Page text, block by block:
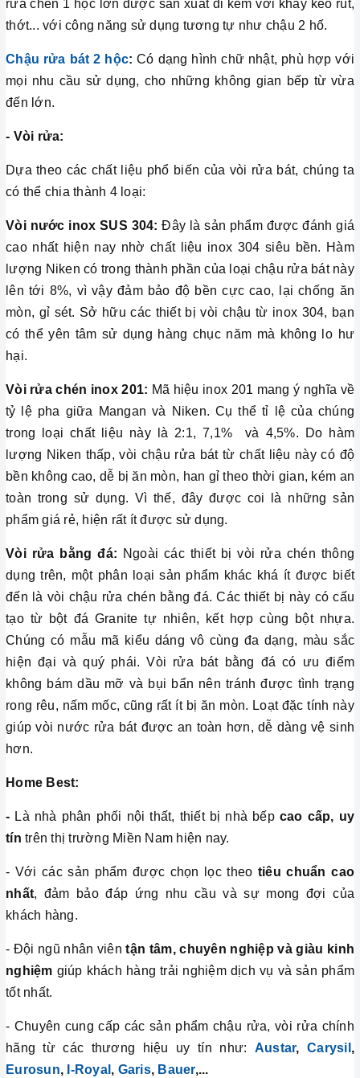
rửa chén 1 hộc lớn được sản xuất đi kèm với khay kéo rút,
thớt... với công năng sử dụng tương tự như chậu 2 hố.
Chậu rửa bát 2 hộc: Có dạng hình chữ nhật, phù hợp với
mọi nhu cầu sử dụng, cho những không gian bếp từ vừa
đến lớn.
- Vòi rửa:
Dựa theo các chất liệu phổ biến của vòi rửa bát, chúng ta
có thể chia thành 4 loại:
Vòi nước inox SUS 304: Đây là sản phẩm được đánh giá
cao nhất hiện nay nhờ chất liệu inox 304 siêu bền. Hàm
lượng Niken có trong thành phần của loại chậu rửa bát này
lên tới 8%, vì vậy đảm bảo độ bền cực cao, lại chống ăn
mòn, gỉ sét. Sở hữu các thiết bị vòi chậu từ inox 304, bạn
có thể yên tâm sử dụng hàng chục năm mà không lo hư
hại.
Vòi rửa chén inox 201: Mã hiệu inox 201 mang ý nghĩa về
tỷ lệ pha giữa Mangan và Niken. Cụ thể tỉ lệ của chúng
trong loại chất liệu này là 2:1, 7,1% và 4,5%. Do hàm
lượng Niken thấp, vòi chậu rửa bát từ chất liệu này có độ
bền không cao, dễ bị ăn mòn, han gỉ theo thời gian, kém an
toàn trong sử dụng. Vì thế, đây được coi là những sản
phẩm giá rẻ, hiện rất ít được sử dụng.
Vòi rửa bằng đá: Ngoài các thiết bị vòi rửa chén thông
dụng trên, một phân loại sản phẩm khác khá ít được biết
đến là vòi chậu rửa chén bằng đá. Các thiết bị này có cấu
tạo từ bột đá Granite tự nhiên, kết hợp cùng bột nhựa.
Chúng có mẫu mã kiểu dáng vô cùng đa dạng, màu sắc
hiện đại và quý phái. Vòi rửa bát bằng đá có ưu điểm
không bám dầu mỡ và bụi bẩn nên tránh được tình trạng
rong rêu, nấm mốc, cũng rất ít bị ăn mòn. Loạt đặc tính này
giúp vòi nước rửa bát được an toàn hơn, dễ dàng vệ sinh
hơn.
Home Best:
- Là nhà phân phối nội thất, thiết bị nhà bếp cao cấp, uy
tín trên thị trường Miền Nam hiện nay.
- Với các sản phẩm được chọn lọc theo tiêu chuẩn cao
nhất, đảm bảo đáp ứng nhu cầu và sự mong đợi của
khách hàng.
- Đội ngũ nhân viêntận tâm, chuyên nghiệp và giàu kinh
nghiệm giúp khách hàng trải nghiệm dịch vụ và sản phẩm
tốt nhất.
- Chuyên cung cấp các sản phẩm chậu rửa, vòi rửa chính
hãng từ các thương hiệu uy tín như: Austar,Carysil ,
Eurosun, I-Royal , Garis, Bauer,...